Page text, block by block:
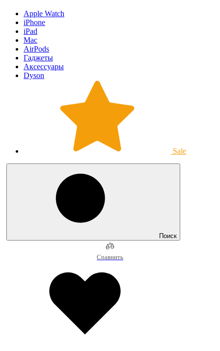
Apple Watch
iPhone
iPad
Mac
AirPods
Гаджеты
Аксессуары
Dyson
Sale
Поиск
Сравнить